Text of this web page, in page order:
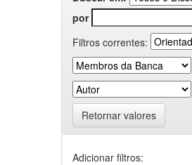
por
Filtros correntes:
Retornar valores
Adicionar filtros: